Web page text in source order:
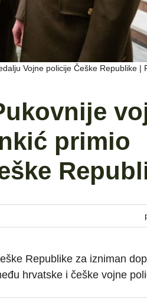
Vojne policije Češke Republike |
primio
Republike za izniman
hrvatske i češke vojne